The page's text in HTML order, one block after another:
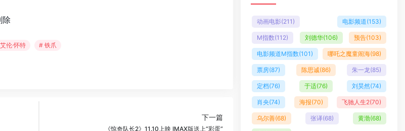
除
伦·怀特 # 铁爪
下一篇
《惊奇队长2》11.10上映 IMAX版送上“彩蛋”
动画电影(211) 电影频道(153)
M指数(112) 刘德华(106) 预告(103)
电影频道M指数(101) 哪吒之魔童闹海(98)
票房(87) 陈思诚(86) 朱一龙(85)
定档(76) 于适(76) 刘昊然(74)
肖央(74) 海报(70) 飞驰人生2(70)
乌尔善(68) 张译(68) 黄渤(68)